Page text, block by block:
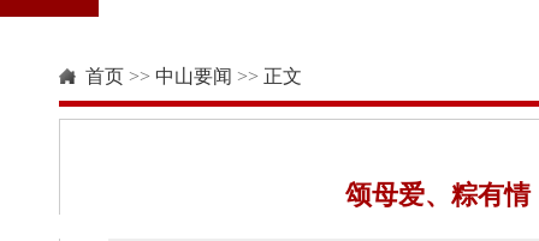
首页 >> 中山要闻 >> 正文
颂母爱、粽有